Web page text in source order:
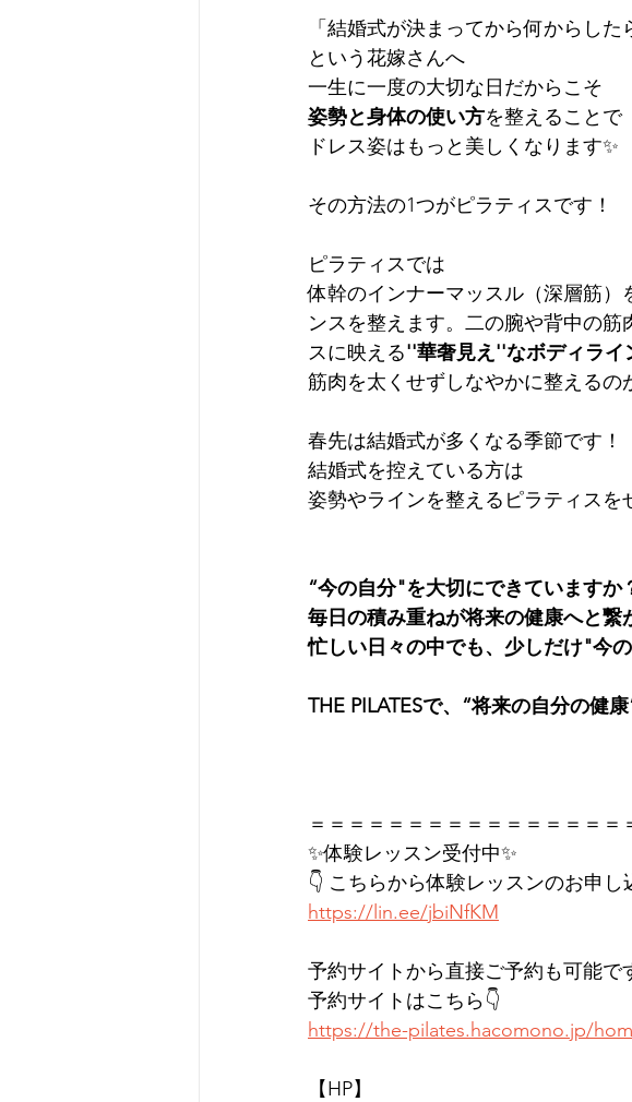
「結婚式が決まってから何からし
という花嫁さんへ
一生に一度の大切な日だからこそ
姿勢と身体の使い方を整えることで
ドレス姿はもっと美しくなります✨️
その方法の1つがピラティスです！
ピラティスでは
体幹のインナーマッスル（深層筋
ンスを整えます。二の腕や背中の
スに映える''華奢見え''なボディライ
筋肉を太くせずしなやかに整えるの
春先は結婚式が多くなる季節です！
結婚式を控えている方は
姿勢やラインを整えるピラティス
“今の自分"を大切にできていますか
毎日の積み重ねが将来の健康へと繋
忙しい日々の中でも、少しだけ"今
THE PILATESで、“将来の自分の健
＝＝＝＝＝＝＝＝＝＝＝＝＝＝＝
✨体験レッスン受付中✨
👇 こちらから体験レッスンのお申し
https://lin.ee/jbiNfKM
予約サイトから直接ご予約も可能で
予約サイトはこちら👇
https://the-pilates.hacomono.jp/
【HP】